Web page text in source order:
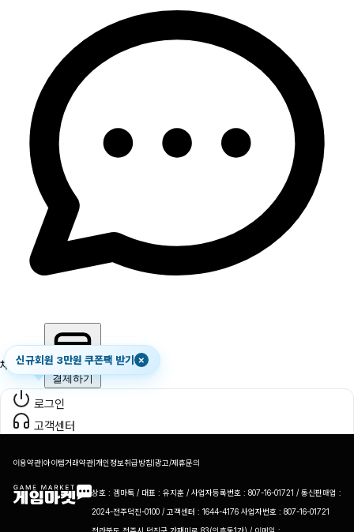
채팅하기
결제하기
로그인
신규회원 3만원 쿠폰팩 받기 ×
고객센터
이용약관|아이템거래약관|개인정보취급방침|광고/제휴문의
상호 : 겜마톡 / 대표 : 유지훈 / 사업자등록번호 : 807-16-01721 / 통신판매업 :
2024-전주덕진-0100 / 고객센터 : 1644-4176 사업자번호 : 807-16-01721